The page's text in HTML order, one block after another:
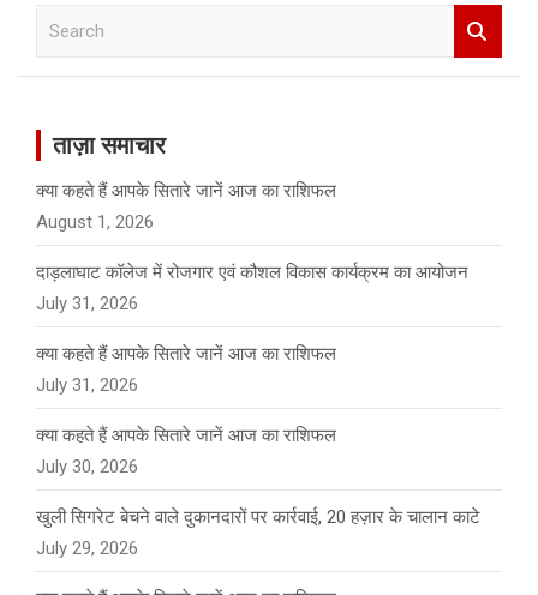
ताज़ा समाचार
क्या कहते हैं आपके सितारे जानें आज का राशिफल
August 1, 2026
दाड़लाघाट कॉलेज में रोजगार एवं कौशल विकास कार्यक्रम का आयोजन
July 31, 2026
क्या कहते हैं आपके सितारे जानें आज का राशिफल
July 31, 2026
क्या कहते हैं आपके सितारे जानें आज का राशिफल
July 30, 2026
खुली सिगरेट बेचने वाले दुकानदारों पर कार्रवाई, 20 हज़ार के चालान काटे
July 29, 2026